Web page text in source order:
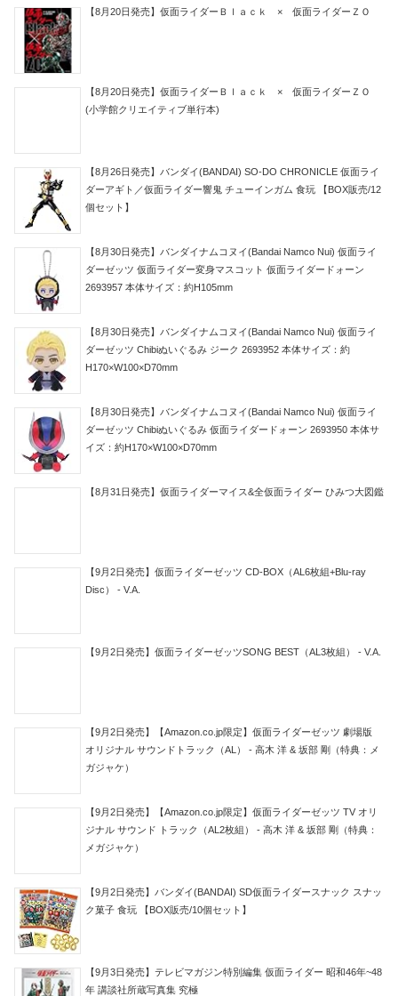
【8月20日発売】仮面ライダーＢｌａｃｋ × 仮面ライダーＺＯ
【8月20日発売】仮面ライダーＢｌａｃｋ × 仮面ライダーＺＯ
(小学館クリエイティブ単行本)
【8月26日発売】バンダイ(BANDAI) SO-DO CHRONICLE 仮面ライ
ダーアギト／仮面ライダー響鬼 チューインガム 食玩 【BOX販売/12
個セット】
【8月30日発売】バンダイナムコヌイ(Bandai Namco Nui) 仮面ライ
ダーゼッツ 仮面ライダー変身マスコット 仮面ライダードォーン
2693957 本体サイズ：約H105mm
【8月30日発売】バンダイナムコヌイ(Bandai Namco Nui) 仮面ライ
ダーゼッツ Chibiぬいぐるみ ジーク 2693952 本体サイズ：約
H170×W100×D70mm
【8月30日発売】バンダイナムコヌイ(Bandai Namco Nui) 仮面ライ
ダーゼッツ Chibiぬいぐるみ 仮面ライダードォーン 2693950 本体サ
イズ：約H170×W100×D70mm
【8月31日発売】仮面ライダーマイス&全仮面ライダー ひみつ大図鑑
【9月2日発売】仮面ライダーゼッツ CD-BOX（AL6枚組+Blu-ray
Disc） - V.A.
【9月2日発売】仮面ライダーゼッツSONG BEST（AL3枚組） - V.A.
【9月2日発売】【Amazon.co.jp限定】仮面ライダーゼッツ 劇場版
オリジナル サウンドトラック（AL） - 高木 洋 & 坂部 剛（特典：メ
ガジャケ）
【9月2日発売】【Amazon.co.jp限定】仮面ライダーゼッツ TV オリ
ジナル サウンド トラック（AL2枚組） - 高木 洋 & 坂部 剛（特典：
メガジャケ）
【9月2日発売】バンダイ(BANDAI) SD仮面ライダースナック スナッ
ク菓子 食玩 【BOX販売/10個セット】
【9月3日発売】テレビマガジン特別編集 仮面ライダー 昭和46年~48
年 講談社所蔵写真集 究極